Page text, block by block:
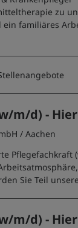
zu
familiäres
m/d) -
/ Aachen
Pflegefachkraft
Sie Teil
m/d) -